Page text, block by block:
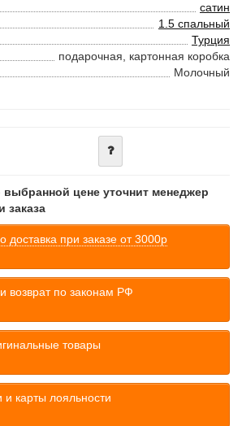
сатин
1.5 спальный
Турция
подарочная, картонная коробка
Молочный
выбранной цене уточнит менеджер
заказа
доставка при заказе от 3000р
возврат по законам РФ
товары
и карты лояльности